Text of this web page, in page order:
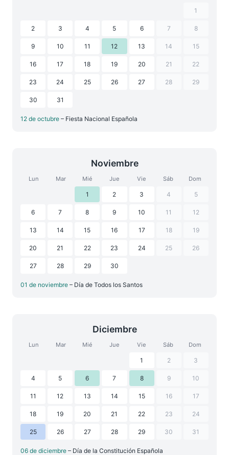
1
2 3 4 5 6 7 8
9 10 11 12 13 14 15
16 17 18 19 20 21 22
23 24 25 26 27 28 29
30 31
12 de octubre – Fiesta Nacional Española
Noviembre
Lun Mar Mié Jue Vie Sáb Dom
1 2 3 4 5
6 7 8 9 10 11 12
13 14 15 16 17 18 19
20 21 22 23 24 25 26
27 28 29 30
01 de noviembre – Día de Todos los Santos
Diciembre
Lun Mar Mié Jue Vie Sáb Dom
1 2 3
4 5 6 7 8 9 10
11 12 13 14 15 16 17
18 19 20 21 22 23 24
25 26 27 28 29 30 31
06 de diciembre – Día de la Constitución Española